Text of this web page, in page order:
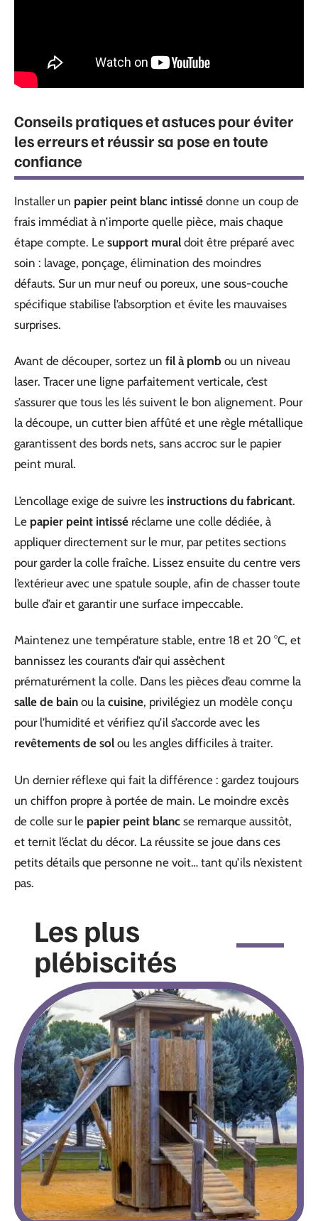
Conseils pratiques et astuces pour éviter
les erreurs et réussir sa pose en toute
confiance
Installer un papier peint blanc intissé donne un coup de
frais immédiat à n’importe quelle pièce, mais chaque
étape compte. Le support mural doit être préparé avec
soin : lavage, ponçage, élimination des moindres
défauts. Sur un mur neuf ou poreux, une sous-couche
spécifique stabilise l’absorption et évite les mauvaises
surprises.
Avant de découper, sortez un fil à plomb ou un niveau
laser. Tracer une ligne parfaitement verticale, c’est
s’assurer que tous les lés suivent le bon alignement. Pour
la découpe, un cutter bien affûté et une règle métallique
garantissent des bords nets, sans accroc sur le papier
peint mural.
L’encollage exige de suivre les instructions du fabricant.
Le papier peint intissé réclame une colle dédiée, à
appliquer directement sur le mur, par petites sections
pour garder la colle fraîche. Lissez ensuite du centre vers
l’extérieur avec une spatule souple, afin de chasser toute
bulle d’air et garantir une surface impeccable.
Maintenez une température stable, entre 18 et 20 °C, et
bannissez les courants d’air qui assèchent
prématurément la colle. Dans les pièces d’eau comme la
salle de bain ou la cuisine, privilégiez un modèle conçu
pour l’humidité et vérifiez qu’il s’accorde avec les
revêtements de sol ou les angles difficiles à traiter.
Un dernier réflexe qui fait la différence : gardez toujours
un chiffon propre à portée de main. Le moindre excès
de colle sur le papier peint blanc se remarque aussitôt,
et ternit l’éclat du décor. La réussite se joue dans ces
petits détails que personne ne voit… tant qu’ils n’existent
pas.
Les plus
plébiscités